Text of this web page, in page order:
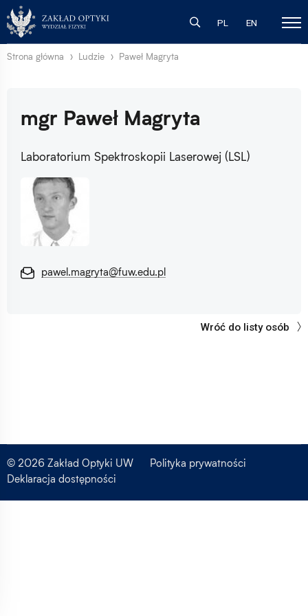
PL EN
Strona główna Ludzie Paweł Magryta
mgr Paweł Magryta
Laboratorium Spektroskopii Laserowej (LSL)
pawel.magryta@fuw.edu.pl
Wróć do listy osób
© 2026 Zakład Optyki UW
Polityka prywatności
Deklaracja dostępności